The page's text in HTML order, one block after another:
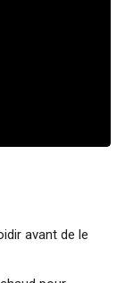
avant de le